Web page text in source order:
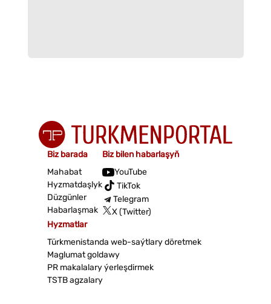
Biz barada
Mahabat
Hyzmatdaşlyk
Düzgünler
Habarlaşmak
Biz bilen habarlaşyň
YouTube
TikTok
Telegram
X (Twitter)
Hyzmatlar
Türkmenistanda web-saýtlary döretmek
Maglumat goldawy
PR makalalary ýerleşdirmek
TSTB agzalary